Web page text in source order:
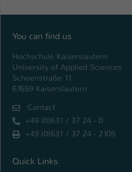
You can find us
Hochschule Kaiserslautern
University of Applied Sciences
Schoenstraße 11
67659 Kaiserslautern
Contact
+49 (0)631 / 37 24 - 0
+49 (0)631 / 37 24 - 2105
Quick Links